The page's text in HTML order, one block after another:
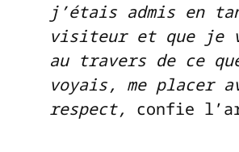
j’étais admis en
visiteur et que je
au travers de ce
voyais, me placer
respect,
confie